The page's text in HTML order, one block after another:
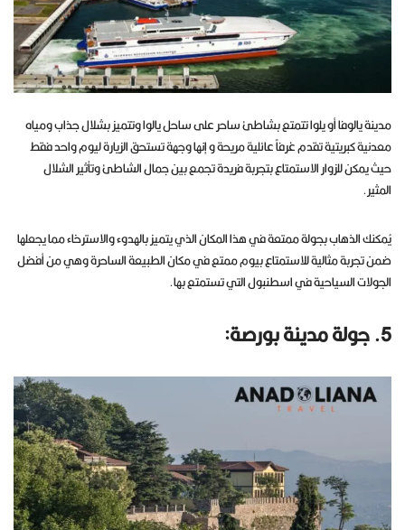
مدينة يالوفا أو يلوا تتمتع بشاطئ ساحر على ساحل يالوا وتتميز بشلال جذاب ومياه
معدنية كبريتية تقدم غرفاً عائلية مريحة و إنها وجهة تستحق الزيارة ليوم واحد فقط
حيث يمكن للزوار الاستمتاع بتجربة فريدة تجمع بين جمال الشاطئ وتأثير الشلال
المثير.
يُمكنك الذهاب بجولة ممتعة في هذا المكان الذي يتميز بالهدوء والاسترخاء مما يجعلها
ضمن تجربة مثالية للاستمتاع بيوم ممتع في مكان الطبيعة الساحرة وهي من أفضل
الجولات السياحية في اسطنبول التي تستمتع بها.
5. جولة مدينة بورصة: